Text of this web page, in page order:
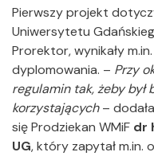
Pierwszy projekt
Uniwersytetu
Prorektor, wynikały
dyplomowania. – Przy
regulamin tak, żeby
korzystających–
się Prodziekan WMiF dr
UG, który zapytał m.in.